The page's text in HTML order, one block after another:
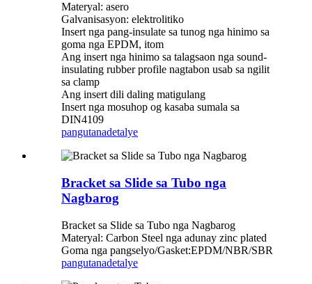
Materyal: asero
Galvanisasyon: elektrolitiko
Insert nga pang-insulate sa tunog nga hinimo sa
goma nga EPDM, itom
Ang insert nga hinimo sa talagsaon nga sound-
insulating rubber profile nagtabon usab sa ngilit
sa clamp
Ang insert dili daling matigulang
Insert nga mosuhop og kasaba sumala sa
DIN4109
pangutanadetalye
Bracket sa Slide sa Tubo nga
Nagbarog
Bracket sa Slide sa Tubo nga Nagbarog
Materyal: Carbon Steel nga adunay zinc plated
Goma nga pangselyo/Gasket:EPDM/NBR/SBR
pangutanadetalye